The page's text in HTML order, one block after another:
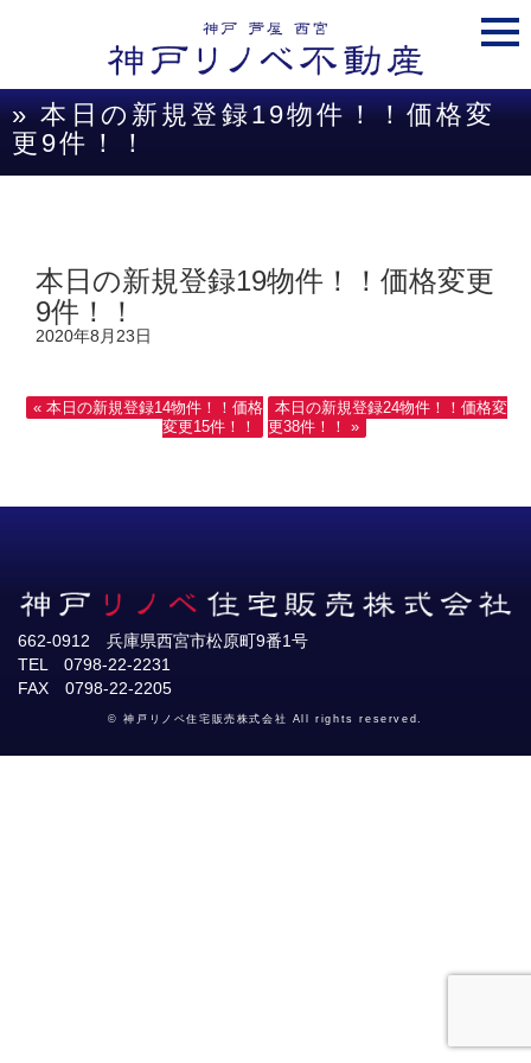
» 本日の新規登録19物件！！価格変
更9件！！
本日の新規登録19物件！！価格変更
9件！！
2020年8月23日
« 本日の新規登録14物件！！価格
変更15件！！
本日の新規登録24物件！！価格変
更38件！！ »
662-0912 兵庫県西宮市松原町9番1号
TEL 0798-22-2231
FAX 0798-22-2205
© 神戸リノベ住宅販売株式会社 All rights reserved.